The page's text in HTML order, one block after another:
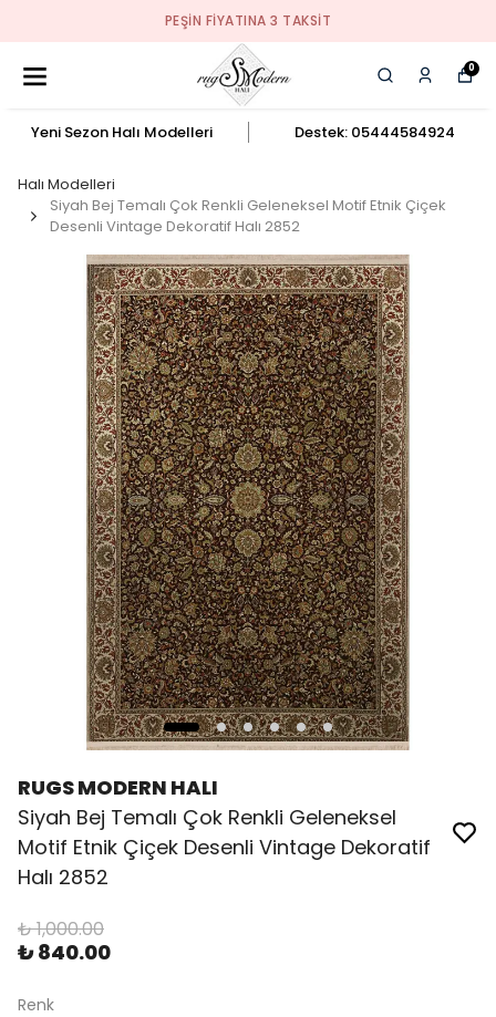
PEŞIN FIYATINA 3 TAKSIT
0
Yeni Sezon Halı Modelleri Destek: 05444584924
Halı Modelleri
Siyah Bej Temalı Çok Renkli Geleneksel Motif Etnik Çiçek
Desenli Vintage Dekoratif Halı 2852
RUGS MODERN HALI
Siyah Bej Temalı Çok Renkli Geleneksel
Motif Etnik Çiçek Desenli Vintage Dekoratif
Halı 2852
₺ 1,000.00
₺ 840.00
Renk